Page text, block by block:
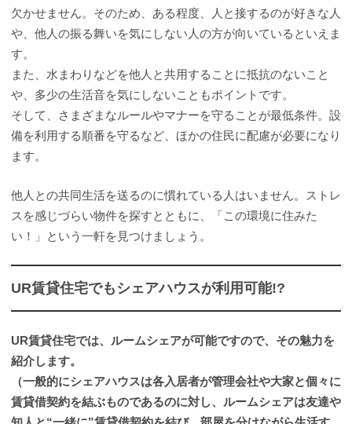
欠かせません。そのため、ある程度、人と接するのが好きな人
や、他人の振る舞いを気にしない人の方が向いているといえま
す。
また、水まわりなどを他人と共用することに抵抗のないこと
や、多少の生活音を気にしないこともポイントです。
そして、さまざまなルールやマナーを守ることが最低条件。設
備を利用する順番を守るなど、ほかの住民に配慮が必要になり
ます。
他人との共同生活を送るのに慣れている人はいません。ストレ
スを感じづらい物件を探すとともに、「この環境に住みた
い！」という一軒を見つけましょう。
UR賃貸住宅でもシェアハウスが利用可能!?
UR賃貸住宅では、ルームシェアが可能ですので、その魅力を
紹介します。
（一般的にシェアハウスは各入居者が管理会社や大家と個々に
賃貸借契約を結ぶものであるのに対し、ルームシェアは友達や